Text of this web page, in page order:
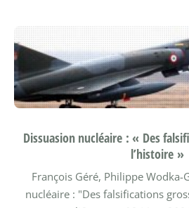
Dissuasion nucléaire : « Des
l’histoire »
François Géré, Philippe Wodka-
nucléaire : "Des falsifications